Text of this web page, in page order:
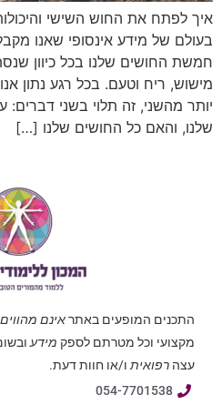
בעולם של מידע אינסופי שאנו
חמשת החושים שלנו בכל כיוון
מישוש, ריח וטעם. בכל רגע נתון
יותר מהשני, זה תלוי בשני דברים:
שלנו, והאם כל החושים שלנו […]
התכנים המופעים באתראינם
מקצועי וכל מטרתם לספק מידע
עצה רפואית ו/או חוות דעת.
054-7701538